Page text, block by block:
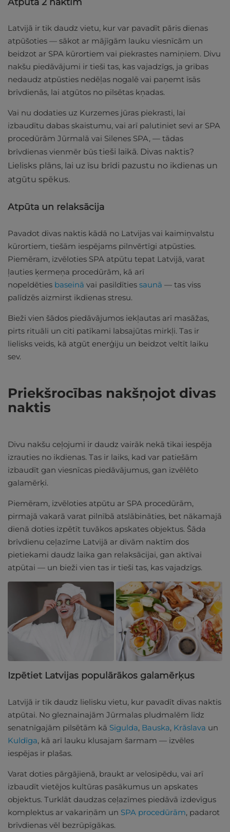
Latvijā ir tik daudz vietu, kur var pavadīt pāris dienas
atpūšoties — sākot ar mājīgām lauku viesnīcām un
beidzot ar SPA kūrortiem vai piekrastes namiņiem. Divu
nakšu piedāvājumi ir tieši tas, kas vajadzīgs, ja gribas
nedaudz atpūsties nedēļas nogalē vai paņemt īsās
brīvdienās, lai atgūtos no pilsētas kņadas.
Vai nu dodaties uz Kurzemes jūras piekrasti, lai
izbaudītu dabas skaistumu, vai arī palutiniet sevi ar SPA
procedūrām Jūrmalā vai Silenes SPA, — tādas
brīvdienas vienmēr būs tieši laikā. Divas naktis?
Lielisks plāns, lai uz īsu brīdi pazustu no ikdienas un
atgūtu spēkus.
Atpūta un relaksācija
Pavadot divas naktis kādā no Latvijas vai kaimiņvalstu
kūrortiem, tiešām iespējams pilnvērtīgi atpūsties.
Piemēram, izvēloties SPA atpūtu tepat Latvijā, varat
ļauties ķermeņa procedūrām, kā arī
nopeldēties baseinā vai pasildīties saunā — tas viss
palīdzēs aizmirst ikdienas stresu.
Bieži vien šādos piedāvājumos iekļautas arī masāžas,
pirts rituāli un citi patīkami labsajūtas mirkļi. Tas ir
lielisks veids, kā atgūt enerģiju un beidzot veltīt laiku
sev.
Priekšrocības nakšņojot divas
naktis
Divu nakšu ceļojumi ir daudz vairāk nekā tikai iespēja
izrauties no ikdienas. Tas ir laiks, kad var patiešām
izbaudīt gan viesnīcas piedāvājumus, gan izvēlēto
galamērķi.
Piemēram, izvēloties atpūtu ar SPA procedūrām,
pirmajā vakarā varat pilnībā atslābināties, bet nākamajā
dienā doties izpētīt tuvākos apskates objektus. Šāda
brīvdienu ceļazīme Latvijā ar divām naktīm dos
pietiekami daudz laika gan relaksācijai, gan aktīvai
atpūtai — un bieži vien tas ir tieši tas, kas vajadzīgs.
Izpētiet Latvijas populārākos galamērķus
Latvijā ir tik daudz lielisku vietu, kur pavadīt divas naktis
atpūtai. No gleznainajām Jūrmalas pludmalēm līdz
senatnīgajām pilsētām kā Sigulda, Bauska, Krāslava un
Kuldīga, kā arī lauku klusajam šarmam — izvēles
iespējas ir plašas.
Varat doties pārgājienā, braukt ar velosipēdu, vai arī
izbaudīt vietējos kultūras pasākumus un apskates
objektus. Turklāt daudzas ceļazīmes piedāvā izdevīgus
komplektus ar vakariņām un SPA procedūrām, padarot
brīvdienas vēl bezrūpīgākas.